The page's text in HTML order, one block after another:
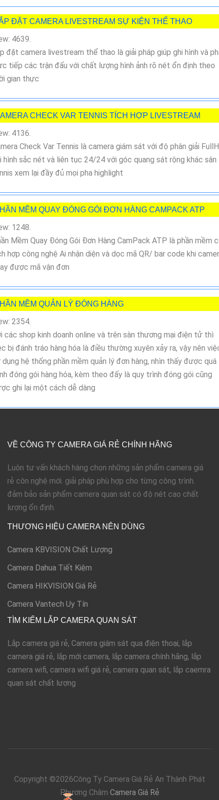
ĐẶT CAMERA LIVESTREAM SỰ KIỆN THỂ THAO
4639.
đặt camera livestream thể thao là giải pháp giúp ghi hình và
tiếp các trận đấu với chất lượng hình ảnh rõ nét ổn định theo
gian thực
CHECK VAR TENNIS TÍCH HỢP LIVESTREAM
4136.
Check Var Tennis là camera giám sát với độ phân giải
hình sắc nét và liên tục 24/24 với góc quang sát rộng khác sân
xem lại đầy đủ mọi pha highlight
MỀM QUAY ĐÓNG GÓI ĐƠN HÀNG CAMPACK ATP
1248.
Mềm Quay Đóng Gói Đơn Hàng CamPack ATP là phần mềm
hợp công nghệ Ai nhận diện và dọc mã QR/ bar code khi
được mã vận đơn
MỀM QUẢN LÝ ĐÓNG HÀNG
2354.
các shop kinh doanh online và trên sàn thương mại điện tử thì
bị đánh tráo hàng hóa là điều thường xuyên xảy ra, vậy nên
dụng hệ thống phần mềm quản lý đơn hàng, nhìn thấy được quá
đóng gói hàng hóa, kèm theo đấy là quy trình đóng gói cũng
ghi lại một cách dễ dàng
VỀ CÔNG TY CAMERA GIÁ RẺ CHÍNH HÃNG
Luôn tư vấn khách hàng chọn những sản phẩm camera giá
rẻ côn nghệ mới. giải pháp phù hợp cho từng công trình.
đảm bảo sản phẩm camera quan sát có độ nét cao chất
lượng ổn định.
THƯƠNG HIỆU CAMERA NÊN DÙNG
Camera KBVISION Chất Lượng
Camera Dahua Tiết Kiệm
Camera HIKVISION Giá Rẻ
Camera Vantech Uy Tín
TÌM KIẾM LẮP CAMERA QUAN SÁT
Lắp camera giá rẻ, Camera giám sát qua điện thoại, lắp
camera giá rẻ, lắp mới camera, lắp camera chính hãng, lắp
camera wifi, camera wifi giá rẻ, camera quan sát, lắp caemra
quan sát chất lượng
Copyright ©2026Công Ty Camera Giá Rẻ An Thành Phát
Phương Châm Camera Giá Rẻ